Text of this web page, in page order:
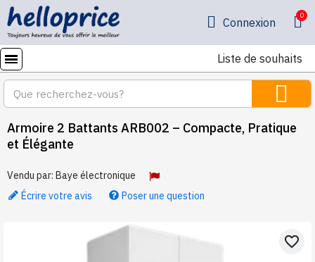
Connexion
Liste de souhaits
Armoire 2 Battants ARB002 – Compacte, Pratique
et Élégante
Vendu par: Baye électronique
Écrire votre avis
Poser une question
favorite_border